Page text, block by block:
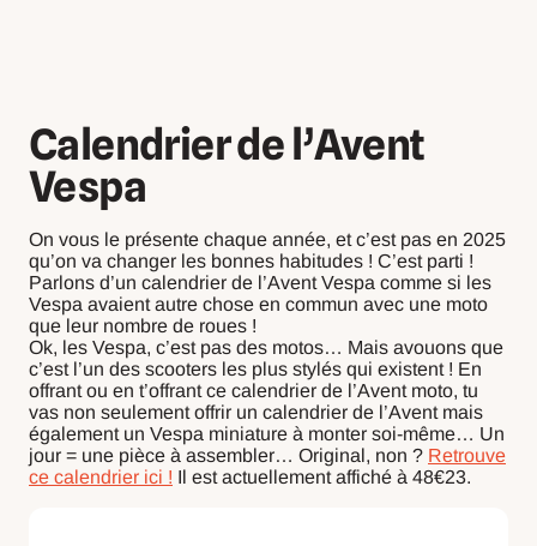
Calendrier de l’Avent
Vespa
On vous le présente chaque année, et c’est pas en 2025
qu’on va changer les bonnes habitudes ! C’est parti !
Parlons d’un calendrier de l’Avent Vespa comme si les
Vespa avaient autre chose en commun avec une moto
que leur nombre de roues !
Ok, les Vespa, c’est pas des motos… Mais avouons que
c’est l’un des scooters les plus stylés qui existent ! En
offrant ou en t’offrant ce calendrier de l’Avent moto, tu
vas non seulement offrir un calendrier de l’Avent mais
également un Vespa miniature à monter soi-même… Un
jour = une pièce à assembler… Original, non ? Retrouve
ce calendrier ici ! Il est actuellement affiché à 48€23.